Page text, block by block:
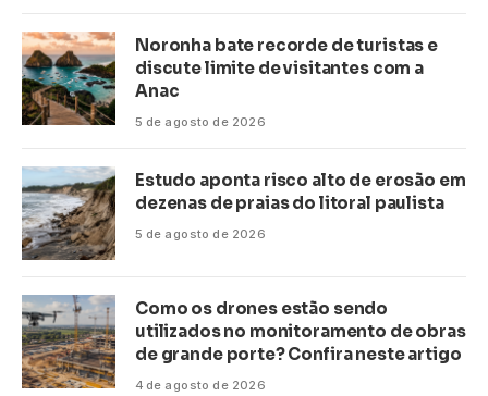
Noronha bate recorde de turistas e
discute limite de visitantes com a
Anac
5 de agosto de 2026
Estudo aponta risco alto de erosão em
dezenas de praias do litoral paulista
5 de agosto de 2026
Como os drones estão sendo
utilizados no monitoramento de obras
de grande porte? Confira neste artigo
4 de agosto de 2026